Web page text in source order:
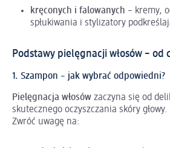
kręconych i falowanych – kremy,
spłukiwania i stylizatory
Podstawy pielęgnacji włosów – od
1. Szampon – jak wybrać odpowiedni?
Pielęgnacja włosów zaczyna się od
skutecznego oczyszczania skóry głowy.
Zwróć uwagę na: